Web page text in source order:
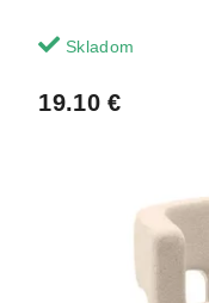
Skladom
19.10 €